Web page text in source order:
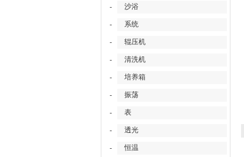
- 沙浴
- 系统
- 辊压机
- 清洗机
- 培养箱
- 振荡
- 表
- 透光
- 恒温